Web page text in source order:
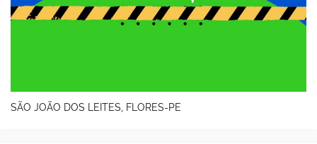
SÃO JOÃO DOS LEITES, FLORES-PE